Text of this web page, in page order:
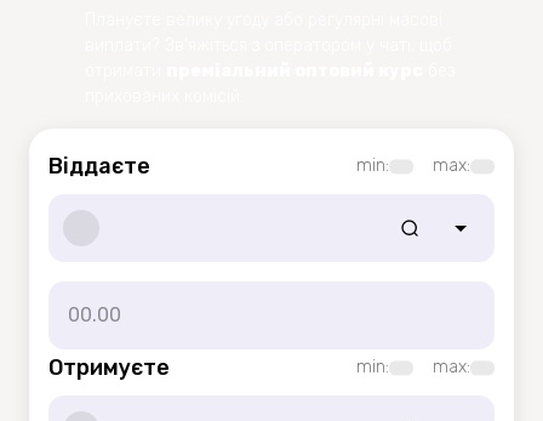
Віддаєте min: max:
Отримуєте min: max: